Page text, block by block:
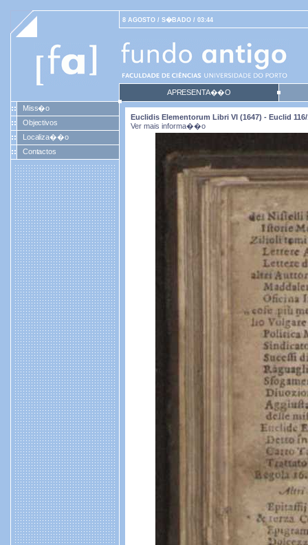
8 AGOSTO / S�BADO / 03:44
APRESENTA��O
Miss�o
Objectivos
Localiza��o
Contactos
Euclidis Elementorum Libri VI (1647) - Euclid 116/
Ver mais informa��o